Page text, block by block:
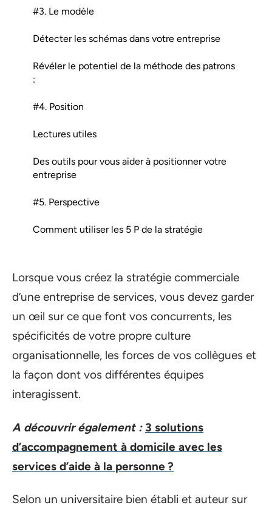
#3. Le modèle
Détecter les schémas dans votre entreprise
Révéler le potentiel de la méthode des patrons
:
#4. Position
Lectures utiles
Des outils pour vous aider à positionner votre
entreprise
#5. Perspective
Comment utiliser les 5 P de la stratégie
Lorsque vous créez la stratégie commerciale
d’une entreprise de services, vous devez garder
un œil sur ce que font vos concurrents, les
spécificités de votre propre culture
organisationnelle, les forces de vos collègues et
la façon dont vos différentes équipes
interagissent.
A découvrir également : 3 solutions
d’accompagnement à domicile avec les
services d’aide à la personne ?
Selon un universitaire bien établi et auteur sur